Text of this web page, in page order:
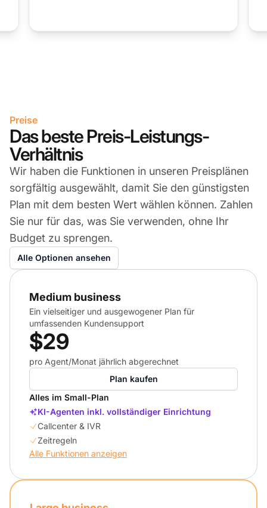
Preise
Das beste Preis-Leistungs-
Verhältnis
Wir haben die Funktionen in unseren Preisplänen
sorgfältig ausgewählt, damit Sie den günstigsten
Plan mit dem besten Wert wählen können. Zahlen
Sie nur für das, was Sie verwenden, ohne Ihr
Budget zu sprengen.
Alle Optionen ansehen
Medium business
Ein vielseitiger und ausgewogener Plan für
umfassenden Kundensupport
$29
pro Agent/Monat jährlich abgerechnet
Plan kaufen
Alles im Small-Plan
KI-Agenten inkl. vollständiger Einrichtung
Callcenter & IVR
Zeitregeln
Alle Funktionen anzeigen